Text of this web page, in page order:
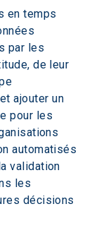
en temps
par les
de leur
ajouter un
pour les
automatisés
validation
les
décisions